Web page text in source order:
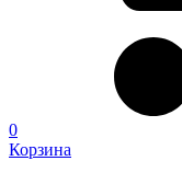
0
Корзина